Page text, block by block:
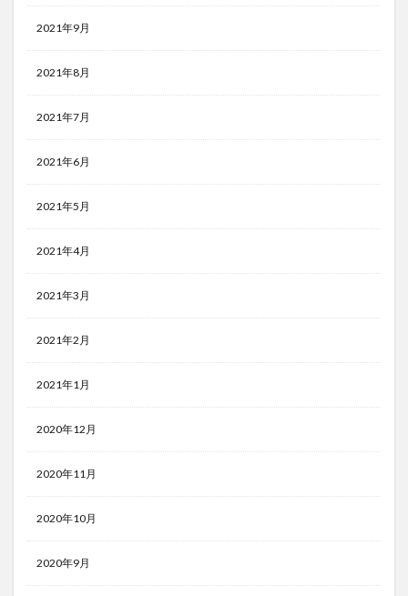
2021年9月
2021年8月
2021年7月
2021年6月
2021年5月
2021年4月
2021年3月
2021年2月
2021年1月
2020年12月
2020年11月
2020年10月
2020年9月